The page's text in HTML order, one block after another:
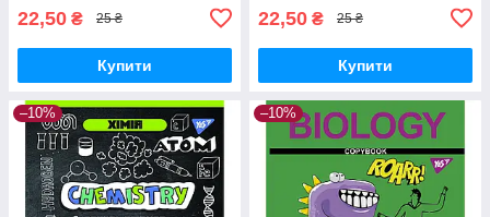
22,50 ₴ 25 ₴
Купити
22,50 ₴ 25 ₴
Купити
–10% –10%